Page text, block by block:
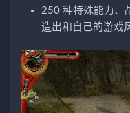
250 种特殊能力、
造出和自己的游戏